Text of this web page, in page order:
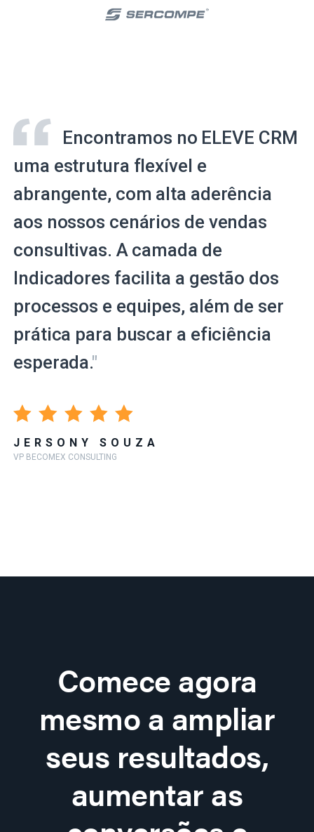
Encontramos no ELEVE CRM
uma estrutura flexível e
abrangente, com alta aderência
aos nossos cenários de vendas
consultivas. A camada de
Indicadores facilita a gestão dos
processos e equipes, além de ser
prática para buscar a eficiência
esperada."
JERSONY SOUZA
VP BECOMEX CONSULTING
Comece agora
mesmo a ampliar
seus resultados,
aumentar as